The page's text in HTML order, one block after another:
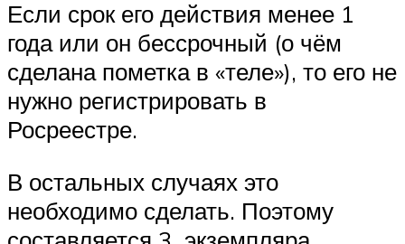
Если срок его действия менее 1
года или он бессрочный (о чём
сделана пометка в «теле»), то его не
нужно регистрировать в
Росреестре.
В остальных случаях это
необходимо сделать. Поэтому